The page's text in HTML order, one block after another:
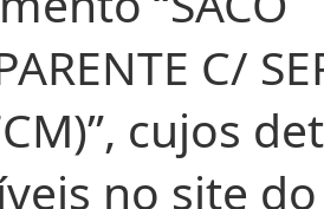
C/
cujos
no site do